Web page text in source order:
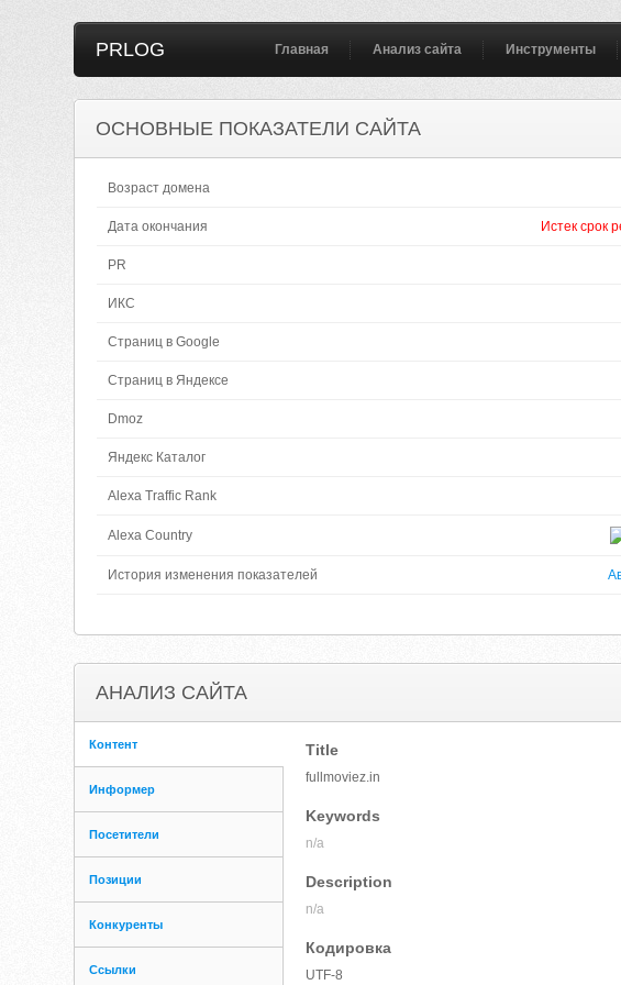
PRLOG Главная Анализ сайта Инструменты
ОСНОВНЫЕ ПОКАЗАТЕЛИ САЙТА
Возраст домена
Дата окончания Истек срок
PR
ИКС
Страниц в Google
Страниц в Яндексе
Dmoz
Яндекс Каталог
Alexa Traffic Rank
Alexa Country
История изменения показателей
АНАЛИЗ САЙТА
Контент
Информер
Посетители
Позиции
Конкуренты
Ссылки
Title
fullmoviez.in
Keywords
n/a
Description
n/a
Кодировка
UTF-8